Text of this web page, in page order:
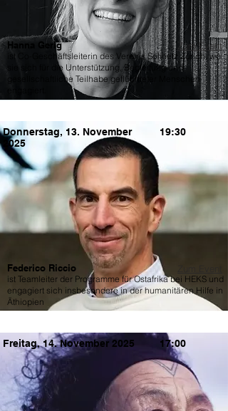
Hanna Gerig
ist Co-Geschäftsleiterin des Vereins Solinetz Zürich, wo
sie sich für die Unterstützung, Begleitung und
gesellschaftliche Teilhabe geflüchteter Menschen
Zum Event
Donnerstag, 13. November
2025
19:30
Federico Riccio
ist Teamleiter der Programme für Ostafrika bei HEKS und
engagiert sich insbesondere in der humanitären Hilfe in
Äthiopien
Freitag, 14. November 2025 17:00